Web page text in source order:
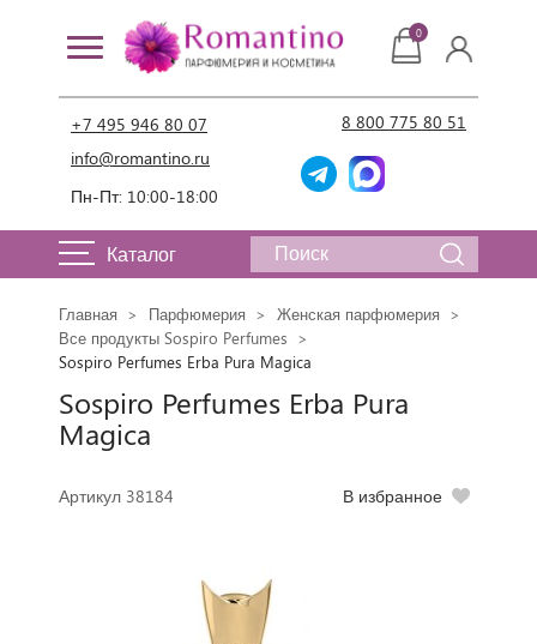
+7 495 946 80 07
info@romantino.ru
Пн-Пт: 10:00-18:00
8 800 775 80 51
0
Каталог
Главная Парфюмерия
Женская парфюмерия
Все продукты Sospiro Perfumes
Sospiro Perfumes Erba Pura Magica
Sospiro Perfumes Erba Pura
Magica
Артикул 38184 В избранное